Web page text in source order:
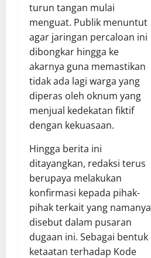
turun tangan mulai
menguat. Publik menuntut
agar jaringan percaloan ini
dibongkar hingga ke
akarnya guna memastikan
tidak ada lagi warga yang
diperas oleh oknum yang
menjual kedekatan fiktif
dengan kekuasaan.
Hingga berita ini
ditayangkan, redaksi terus
berupaya melakukan
konfirmasi kepada pihak-
pihak terkait yang namanya
disebut dalam pusaran
dugaan ini. Sebagai bentuk
ketaatan terhadap Kode